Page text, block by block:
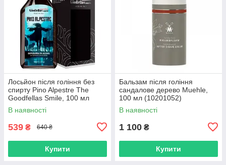
Лосьйон після гоління без
спирту Pino Alpestre The
Goodfellas Smile, 100 мл
(10201039)
В наявності
539 ₴ 640 ₴
Купити
Бальзам після гоління
сандалове дерево Muehle,
100 мл (10201052)
В наявності
1 100 ₴
Купити